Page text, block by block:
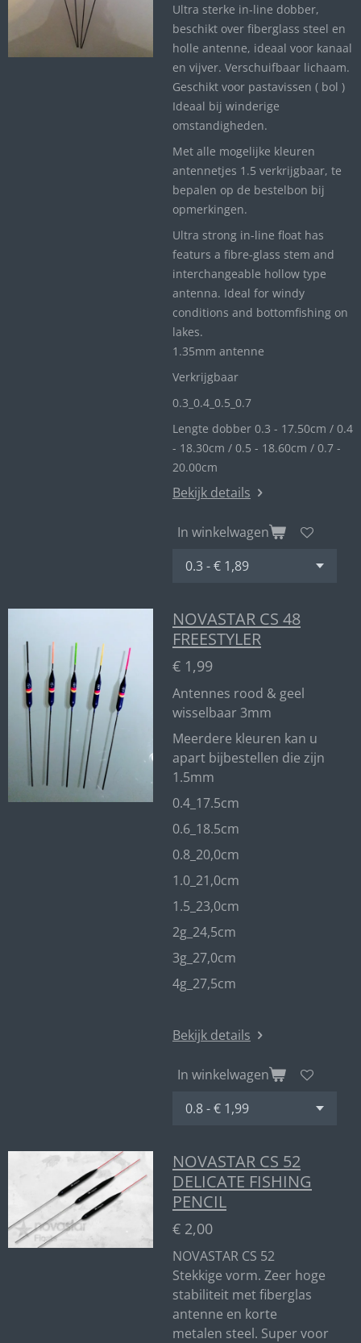
Ultra sterke in-line dobber,
beschikt over fiberglass steel en
holle antenne, ideaal voor kanaal
en vijver. Verschuifbaar lichaam.
Geschikt voor pastavissen ( bol )
Ideaal bij winderige
omstandigheden.
Met alle mogelijke kleuren
antennetjes 1.5 verkrijgbaar, te
bepalen op de bestelbon bij
opmerkingen.
Ultra strong in-line float has
featurs a fibre-glass stem and
interchangeable hollow type
antenna. Ideal for windy
conditions and bottomfishing on
lakes.
1.35mm antenne
Verkrijgbaar
0.3_ 0.4_ 0.5_0.7
Lengte dobber 0.3 - 17.50cm / 0.4
- 18.30cm / 0.5 - 18.60cm / 0.7 -
20.00cm
Bekijk details
In winkelwagen
NOVASTAR CS 48
FREESTYLER
€ 1,99
Antennes rood & geel
wisselbaar 3mm
Meerdere kleuren kan u
apart bijbestellen die zijn
1.5mm
0.4_17.5cm
0.6_18.5cm
0.8_20,0cm
1.0_21,0cm
1.5_23,0cm
2g_24,5cm
3g_27,0cm
4g_27,5cm
Bekijk details
In winkelwagen
NOVASTAR CS 52
DELICATE FISHING
PENCIL
€ 2,00
NOVASTAR CS 52
Stekkige vorm. Zeer hoge
stabiliteit met fiberglas
antenne en korte
metalen steel. Super voor